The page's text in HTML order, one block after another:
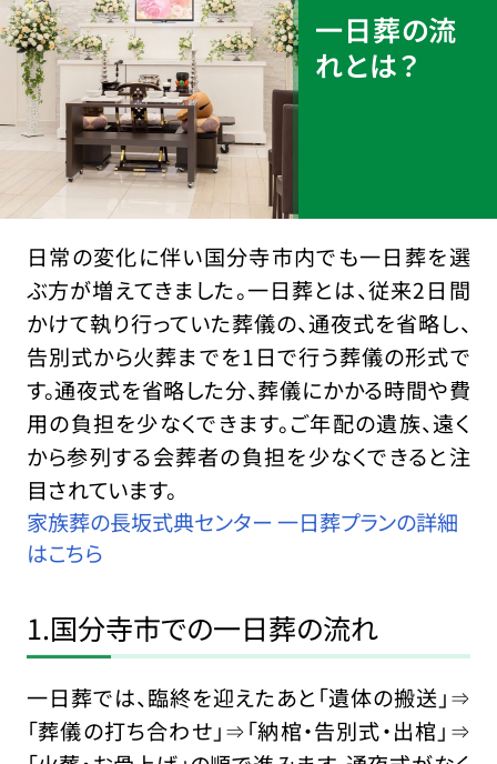
一日葬の流
れとは？
日常の変化に伴い国分寺市内でも一日葬を選
ぶ方が増えてきました。一日葬とは、従来2日間
かけて執り行っていた葬儀の、通夜式を省略し、
告別式から火葬までを1日で行う葬儀の形式で
す。通夜式を省略した分、葬儀にかかる時間や費
用の負担を少なくできます。ご年配の遺族、遠く
から参列する会葬者の負担を少なくできると注
目されています。
家族葬の長坂式典センター 一日葬プランの詳細
はこちら
1.国分寺市での一日葬の流れ
一日葬では、臨終を迎えたあと「遺体の搬送」⇒
「葬儀の打ち合わせ」⇒「納棺・告別式・出棺」⇒